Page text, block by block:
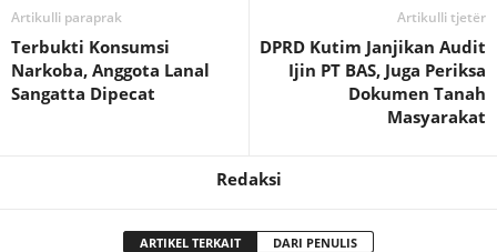
Artikulli paraprak
Terbukti Konsumsi
Narkoba, Anggota Lanal
Sangatta Dipecat
Artikulli tjetër
DPRD Kutim Janjikan Audit
Ijin PT BAS, Juga Periksa
Dokumen Tanah
Masyarakat
Redaksi
ARTIKEL TERKAIT DARI PENULIS